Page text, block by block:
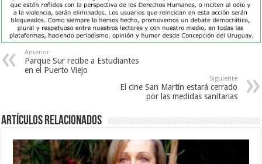
Anterior
Parque Sur recibe a Estudiantes
en el Puerto Viejo
Siguiente
El cine San Martín estará cerrado
por las medidas sanitarias
Artículos Relacionados